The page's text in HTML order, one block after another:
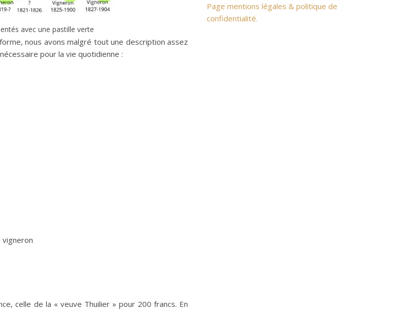
avec une pastille verte
nous avons malgré tout une description assez
pour la vie quotidienne :
celle de la « veuve Thuilier » pour 200 francs. En
Page mentions légales & politique de
confidentialité.